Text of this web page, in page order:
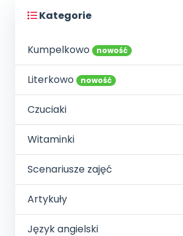
Kategorie
Kumpelkowo nowość
Literkowo nowość
Czuciaki
Witaminki
Scenariusze zajęć
Artykuły
Język angielski